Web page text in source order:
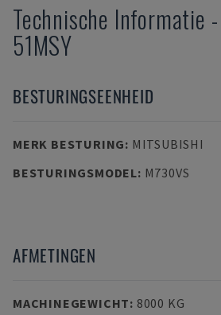
Technische Informatie -
51MSY
BESTURINGSEENHEID
MERK BESTURING: MITSUBISHI
BESTURINGSMODEL: M730VS
AFMETINGEN
MACHINEGEWICHT: 8000 KG